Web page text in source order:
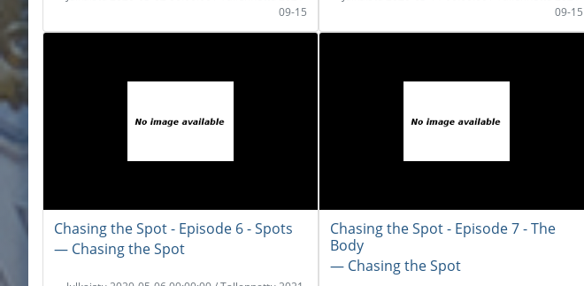
09-15
09-15
Chasing the Spot - Episode 6 - Spots
― Chasing the Spot
Chasing the Spot - Episode 7 - The
Body
― Chasing the Spot